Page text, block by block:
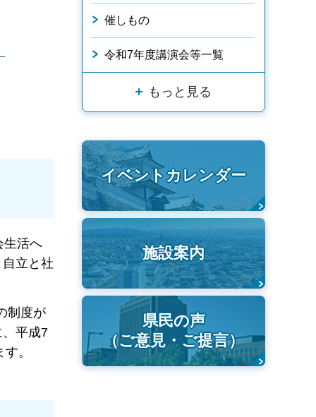
生活へ
立と社
制度が
平成7
。
催しもの
令和7年度講演会等一覧
もっと見る
イベントカレンダー
施設案内
県民の声
（ご意見・ご提言）